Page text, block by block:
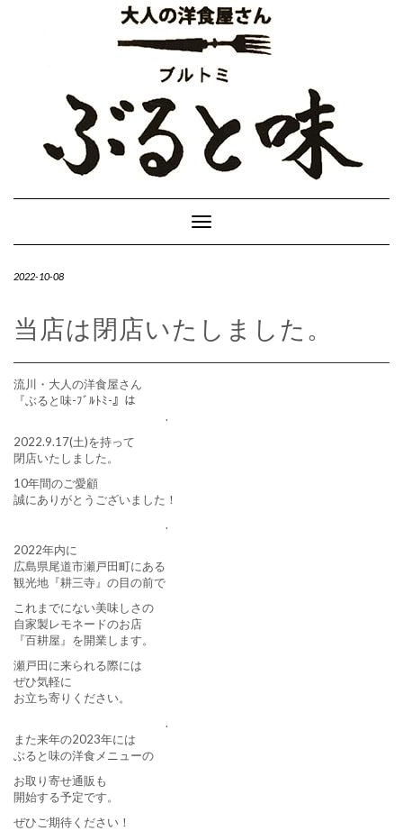
Toggle
Navigation
2022-10-08
当店は閉店いたしました。
流川・大人の洋食屋さん
『ぶると味-ﾌﾞﾙﾄﾐ-』は
.
2022.9.17(土)を持って
閉店いたしました。
10年間のご愛顧
誠にありがとうございました！
.
2022年内に
広島県尾道市瀬戸田町にある
観光地『耕三寺』の目の前で
これまでにない美味しさの
自家製レモネードのお店
『百耕屋』を開業します。
瀬戸田に来られる際には
ぜひ気軽に
お立ち寄りください。
.
また来年の2023年には
ぶると味の洋食メニューの
お取り寄せ通販も
開始する予定です。
ぜひご期待ください！